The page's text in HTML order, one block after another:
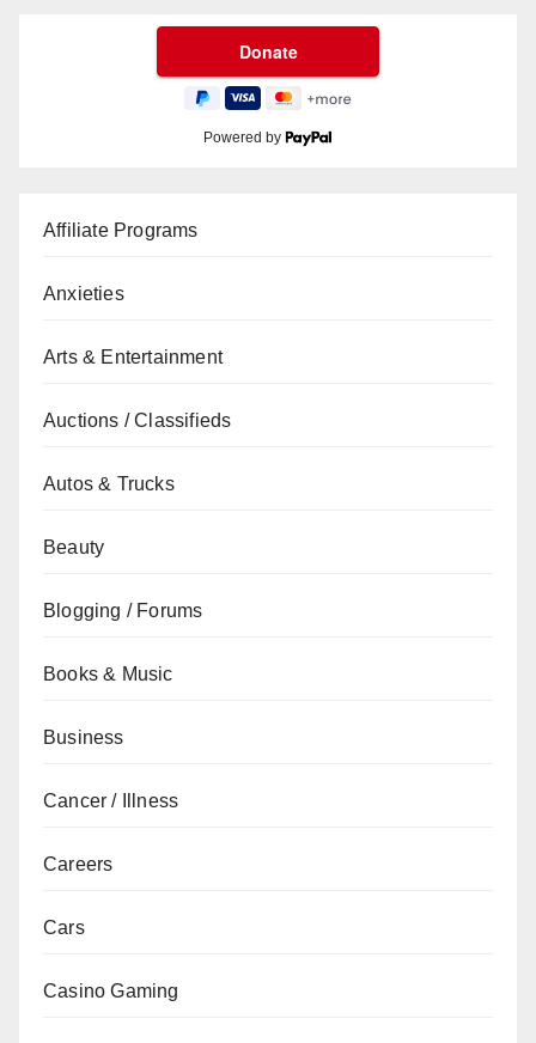
Powered by
Affiliate Programs
Anxieties
Arts & Entertainment
Auctions / Classifieds
Autos & Trucks
Beauty
Blogging / Forums
Books & Music
Business
Cancer / Illness
Careers
Cars
Casino Gaming